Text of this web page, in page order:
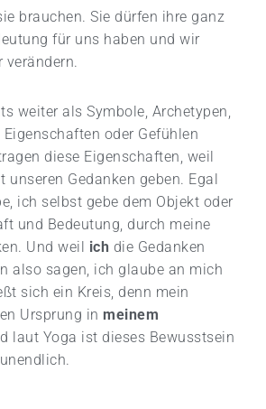
brauchen. Sie dürfen ihre ganz
für uns haben und wir
verändern.
weiter als Symbole, Archetypen,
oder Gefühlen
diese Eigenschaften, weil
unseren Gedanken geben. Egal
ich selbst gebe dem Objekt oder
und Bedeutung, durch meine
Und weil ich die Gedanken
also sagen, ich glaube an mich
sich ein Kreis, denn mein
Ursprung in meinem
laut Yoga ist dieses Bewusstsein